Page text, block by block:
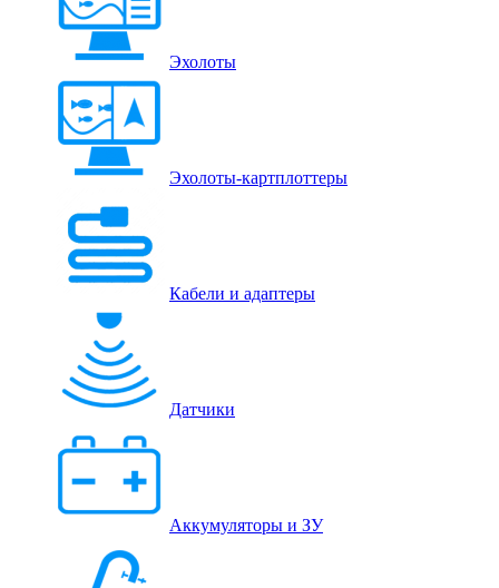
Эхолоты
Эхолоты-картплоттеры
Кабели и адаптеры
Датчики
Аккумуляторы и ЗУ